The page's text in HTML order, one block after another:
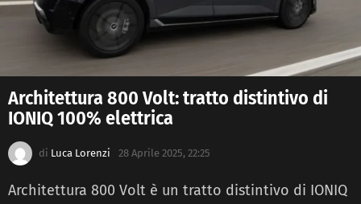
Architettura 800 Volt: tratto distintivo di
IONIQ 100% elettrica
di Luca Lorenzi 28 Aprile 2025, 22:25
Architettura 800 Volt è un tratto distintivo di IONIQ